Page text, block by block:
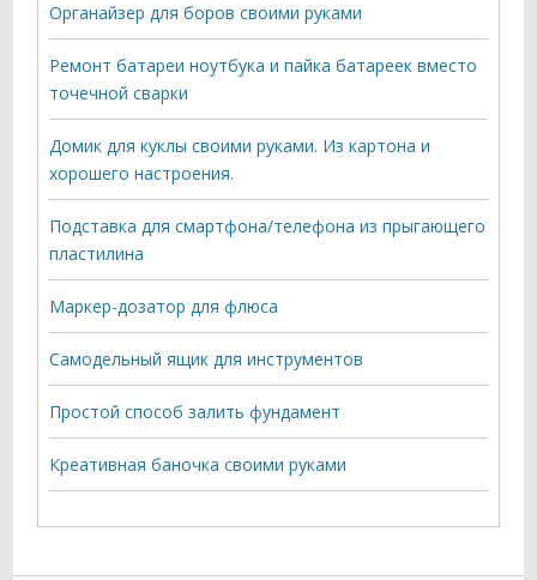
Органайзер для боров своими руками
Ремонт батареи ноутбука и пайка батареек вместо
точечной сварки
Домик для куклы своими руками. Из картона и
хорошего настроения.
Подставка для смартфона/телефона из прыгающего
пластилина
Маркер-дозатор для флюса
Самодельный ящик для инструментов
Простой способ залить фундамент
Креативная баночка своими руками